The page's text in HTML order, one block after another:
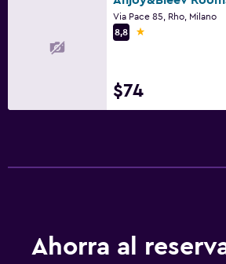
Via Pace 85, Rho, Milano
8,8
1 estrella
$74
Ahorra al